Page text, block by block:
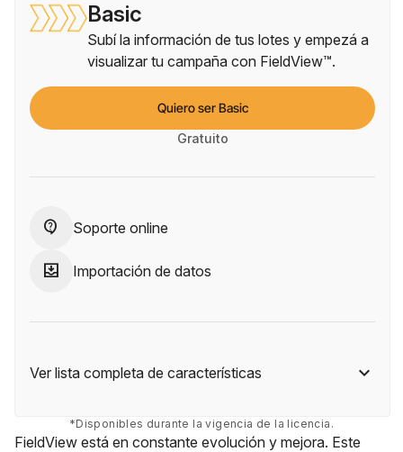
Basic
Subí la información de tus lotes y empezá a
visualizar tu campaña con FieldView™.
Quiero ser Basic
Gratuito
contact_support Soporte online
move_to_inbox Importación de datos
Ver lista completa de características
*Disponibles durante la vigencia de la licencia.
FieldView está en constante evolución y mejora. Este